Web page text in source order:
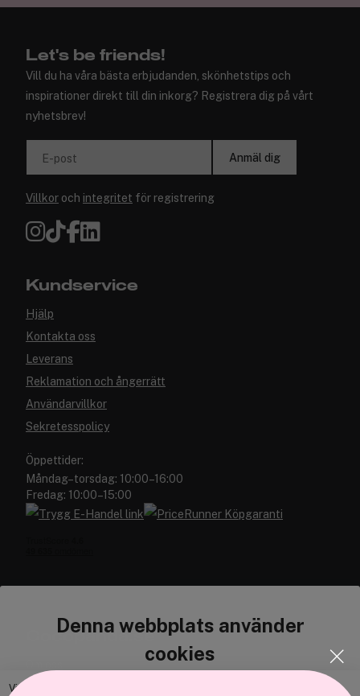
Denna webbplats använder
cookies
Vi använder enhetsidentifierare för att anpassa innehållet och
Let's be friends!
Vill du ha våra bästa erbjudanden, skönhetstips och
inspirationer direkt till din inkorg? Registrera dig på vårt
nyhetsbrev!
E-post Anmäl dig
Villkor och integritet för registrering
Kundservice
Hjälp
Kontakta oss
Leverans
Reklamation och ångerrätt
Användarvillkor
Sekretesspolicy
Öppettider:
Måndag–torsdag: 10:00–16:00
Fredag: 10:00–15:00
Cocopanda.se